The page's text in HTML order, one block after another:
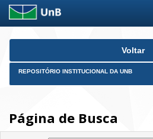
Skip
Voltar
REPOSITÓRIO INSTITUCIONAL DA UNB
Página de Busca